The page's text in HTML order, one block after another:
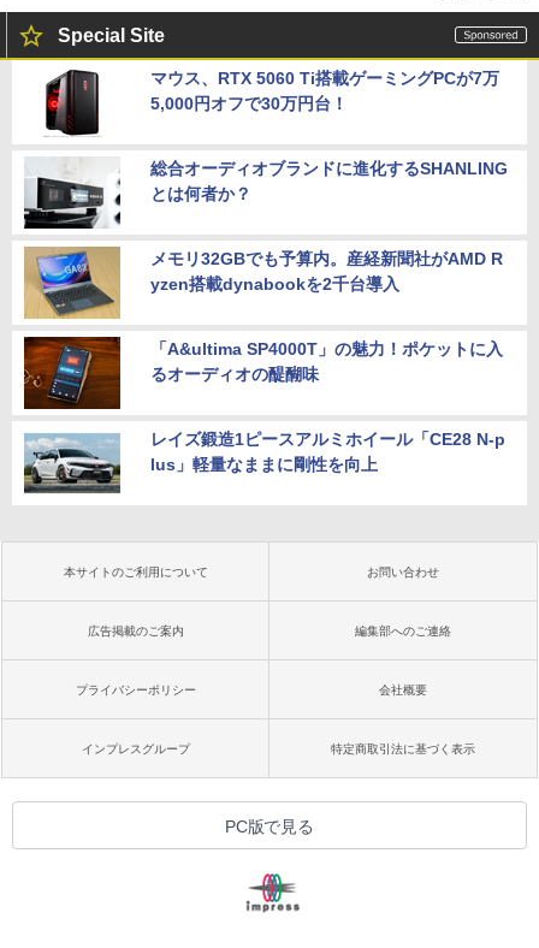
Special Site
マウス、RTX 5060 Ti搭載ゲーミングPCが7万
5,000円オフで30万円台！
総合オーディオブランドに進化するSHANLING
とは何者か？
メモリ32GBでも予算内。産経新聞社がAMD R
yzen搭載dynabookを2千台導入
「A&ultima SP4000T」の魅力！ポケットに入
るオーディオの醍醐味
レイズ鍛造1ピースアルミホイール「CE28 N-p
lus」軽量なままに剛性を向上
本サイトのご利用について お問い合わせ
広告掲載のご案内 編集部へのご連絡
プライバシーポリシー 会社概要
インプレスグループ 特定商取引法に基づく表示
PC版で見る